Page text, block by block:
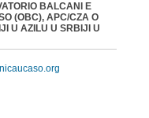
BALCANI E
(OBC), APC/CZA O
U AZILU U SRBIJI U